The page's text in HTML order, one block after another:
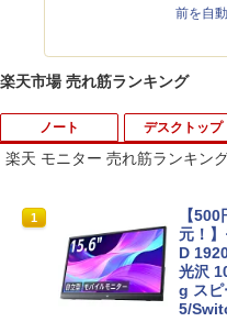
前を自
楽天市場 売れ筋ランキング
ノート
1
中古
メー
GB
済み
FU25-
デスクトップ
1
【訳
| 一年
(〜最
B |
o64bit
楽天 モニター 売れ筋ランキン
1
【
元！
D
光沢
g スピ
5/